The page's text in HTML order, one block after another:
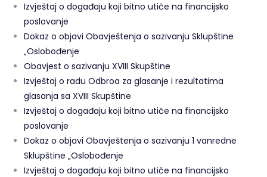
Izvještaj o događaju koji bitno utiče na financijsko
poslovanje
Dokaz o objavi Obavještenja o sazivanju Sklupštine
„Oslobođenje
Obavjest o sazivanju XVIII Skupštine
Izvještaj o radu Odbroa za glasanje i rezultatima
glasanja sa XVIII Skupštine
Izvještaj o događaju koji bitno utiče na financijsko
poslovanje
Dokaz o objavi Obavještenja o sazivanju 1 vanredne
Sklupštine „Oslobođenje
Izvještaj o događaju koji bitno utiče na financijsko